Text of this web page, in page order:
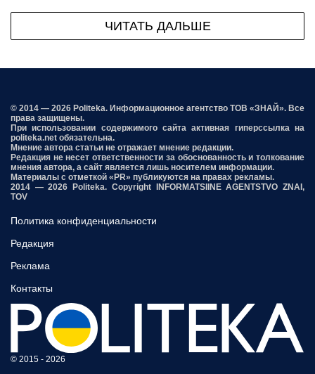
ЧИТАТЬ ДАЛЬШЕ
© 2014 — 2026 Politeka. Информационное агентство ТОВ «ЗНАЙ». Все
права защищены.
При использовании содержимого сайта активная гиперссылка на
politeka.net обязательна.
Мнение автора статьи не отражает мнение редакции.
Редакция не несет ответственности за обоснованность и толкование
мнения автора, а сайт является лишь носителем информации.
Материалы с отметкой «PR» публикуются на правах рекламы.
2014 — 2026 Politeka. Copyright INFORMATSIINE AGENTSTVO ZNAI,
TOV
Политика конфиденциальности
Редакция
Реклама
Контакты
© 2015 - 2026